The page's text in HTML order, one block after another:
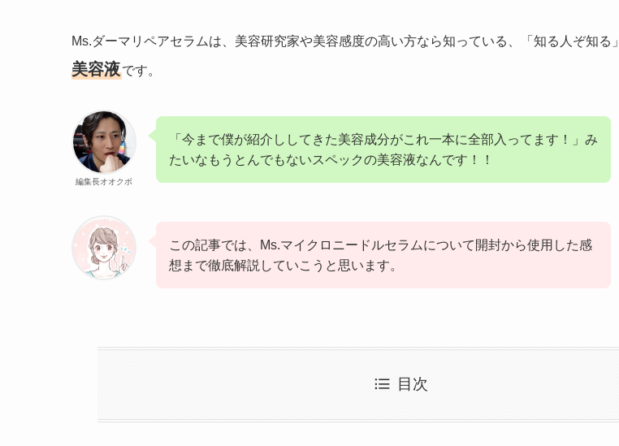
Ms.ダーマリペアセラムは、美容研究家や美容感度の高い方なら知っている、「知る人ぞ知る」
美容液です。
編集長オオクボ
「今まで僕が紹介ししてきた美容成分がこれ一本に全部入ってます！」み
たいなもうとんでもないスペックの美容液なんです！！
この記事では、Ms.マイクロニードルセラムについて開封から使用した感
想まで徹底解説していこうと思います。
目次